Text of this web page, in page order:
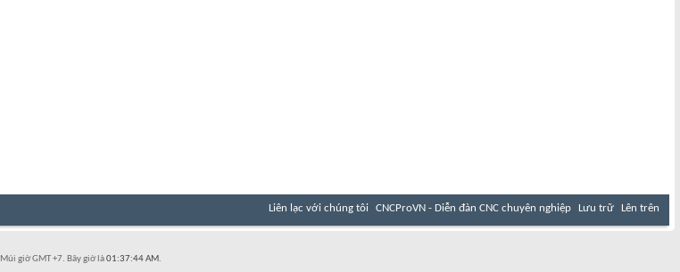
Liên lạc với chúng tôi CNCProVN - Diễn đàn CNC chuyên nghiệp Lưu trữ Lên trên
Múi giờ GMT +7. Bây giờ là01:37:44 AM.